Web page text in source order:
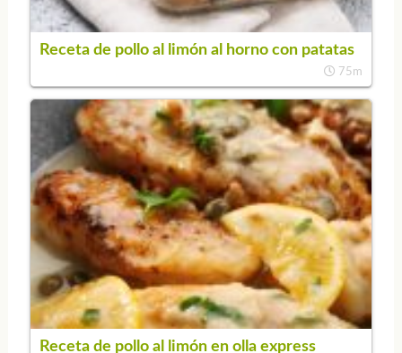
Receta de pollo al limón al horno con patatas
75m
Receta de pollo al limón en olla express